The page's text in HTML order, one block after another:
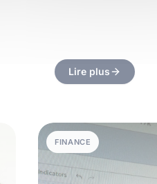
Lire plus
FINANCE